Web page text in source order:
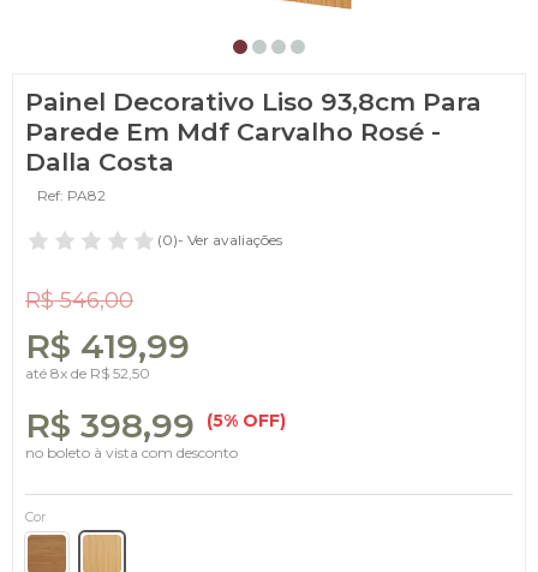
Painel Decorativo Liso 93,8cm Para
Parede Em Mdf Carvalho Rosé -
Dalla Costa
Ref: PA82
(0)- Ver avaliações
R$ 546,00
R$ 419,99
até 8x de R$ 52,50
R$ 398,99 (5% OFF)
no boleto à vista com desconto
Cor